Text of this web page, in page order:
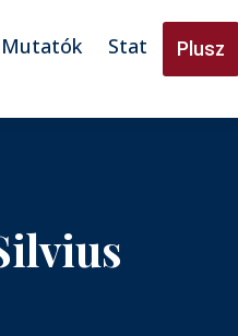
Mutatók Stat Plusz